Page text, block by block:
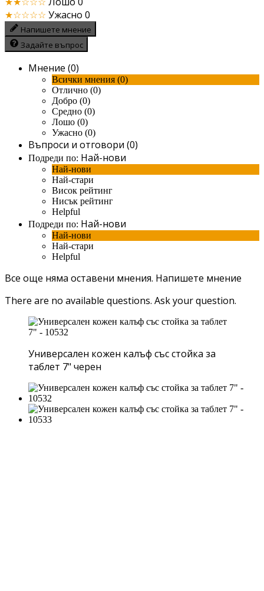
★☆☆☆☆ Ужасно 0
Напишете мнение
Задайте въпрос
Мнение (0)
Всички мнения (0)
Отлично (0)
Добро (0)
Средно (0)
Лошо (0)
Ужасно (0)
Въпроси и отговори (0)
Подреди по: Най-нови
Най-нови
Най-стари
Висок рейтинг
Нисък рейтинг
Helpful
Подреди по: Най-нови
Най-нови
Най-стари
Helpful
Все още няма оставени мнения. Напишете мнение
There are no available questions. Ask your question.
Универсален кожен калъф със стойка за
таблет 7" черен